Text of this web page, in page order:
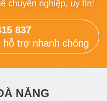
chuyên nghiệp, uy tín!
837
trợ nhanh chóng
NẴNG